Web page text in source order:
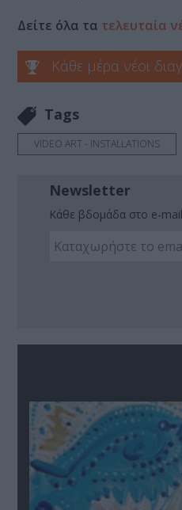
Δείτε όλα τα τελευταία
Κάθε μέρα νέοι
Tags
VIDEO ART - INSTALLATIONS
Newsletter
Κάθε βδομάδα στο e-mail